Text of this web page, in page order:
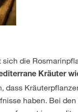
die
Kräuter
haben. Bei